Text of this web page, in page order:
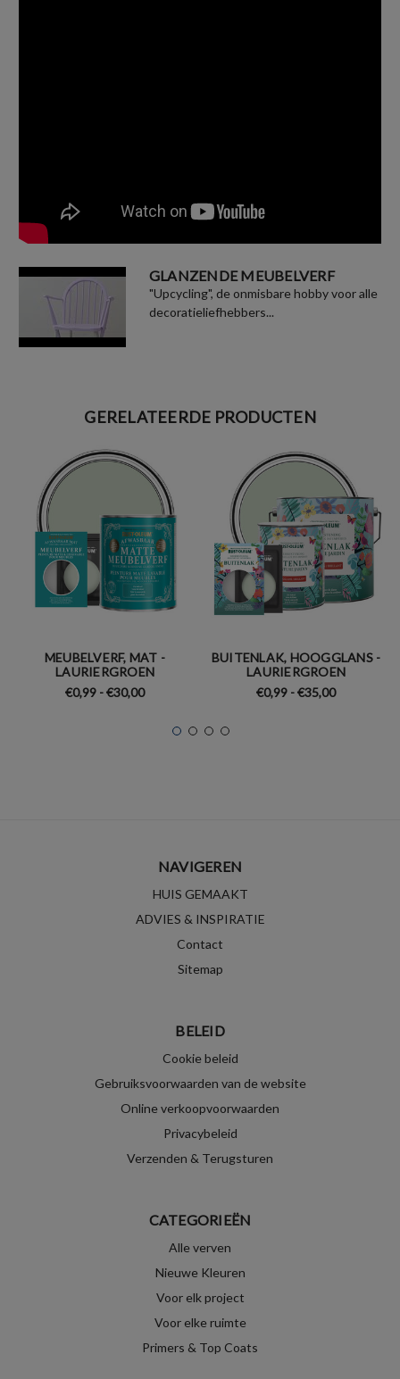
GLANZENDE MEUBELVERF
"Upcycling", de onmisbare hobby voor alle
decoratieliefhebbers...
GERELATEERDE PRODUCTEN
MEUBELVERF, MAT -
LAURIERGROEN
€0,99 - €30,00
BUITENLAK, HOOGGLANS -
LAURIERGROEN
€0,99 - €35,00
NAVIGEREN
HUIS GEMAAKT
ADVIES & INSPIRATIE
Contact
Sitemap
BELEID
Cookie beleid
Gebruiksvoorwaarden van de website
Online verkoopvoorwaarden
Privacybeleid
Verzenden & Terugsturen
CATEGORIEËN
Alle verven
Nieuwe Kleuren
Voor elk project
Voor elke ruimte
Primers & Top Coats